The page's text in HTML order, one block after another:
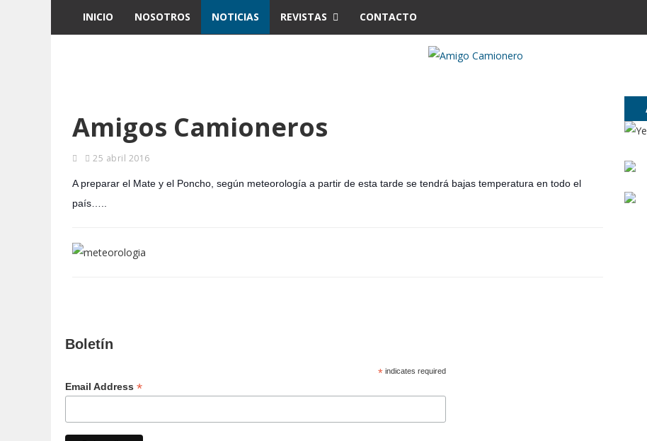
INICIO NOSOTROS NOTICIAS REVISTAS CONTACTO
Amigos Camioneros
25 abril 2016
A preparar el Mate y el Poncho, según meteorología a partir de esta tarde se tendrá bajas temperatura en todo el
país…..
Boletín
*indicates required
Email Address *